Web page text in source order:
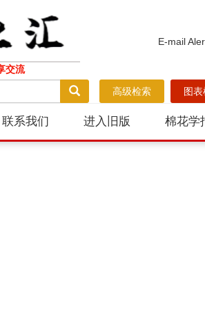
交流
E-mail
图
高级检索
联系我们 进入旧版 棉花学